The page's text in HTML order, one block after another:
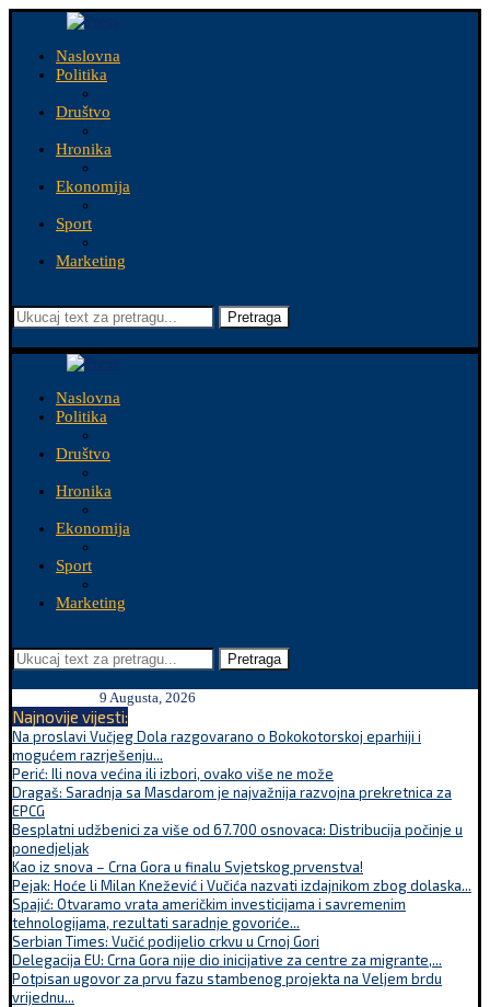
Naslovna
Politika
Društvo
Hronika
Ekonomija
Sport
Marketing
Pretraga
Naslovna
Politika
Društvo
Hronika
Ekonomija
Sport
Marketing
Pretraga
9 Augusta, 2026
Najnovije vijesti:
Na proslavi Vučjeg Dola razgovarano o Bokokotorskoj eparhiji i
mogućem razrješenju...
Perić: Ili nova većina ili izbori, ovako više ne može
Dragaš: Saradnja sa Masdarom je najvažnija razvojna prekretnica za
EPCG
Besplatni udžbenici za više od 67.700 osnovaca: Distribucija počinje u
ponedjeljak
Kao iz snova – Crna Gora u finalu Svjetskog prvenstva!
Pejak: Hoće li Milan Knežević i Vučića nazvati izdajnikom zbog dolaska...
Spajić: Otvaramo vrata američkim investicijama i savremenim
tehnologijama, rezultati saradnje govoriće...
Serbian Times: Vučić podijelio crkvu u Crnoj Gori
Delegacija EU: Crna Gora nije dio inicijative za centre za migrante,...
Potpisan ugovor za prvu fazu stambenog projekta na Veljem brdu
vrijednu...